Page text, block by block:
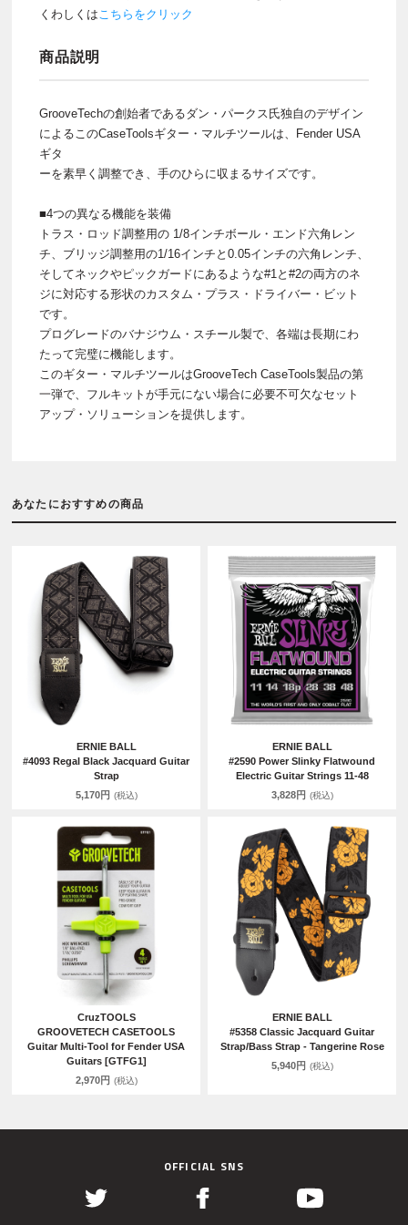
くわしくはこちらをクリック
商品説明
GrooveTechの創始者であるダン・パークス氏独自のデザイン
によるこのCaseToolsギター・マルチツールは、Fender USA
ギタ
ーを素早く調整でき、手のひらに収まるサイズです。
■4つの異なる機能を装備
トラス・ロッド調整用の 1/8インチボール・エンド六角レン
チ、ブリッジ調整用の1/16インチと0.05インチの六角レンチ、
そしてネックやピックガードにあるような#1と#2の両方のネ
ジに対応する形状のカスタム・プラス・ドライバー・ビット
です。
プログレードのバナジウム・スチール製で、各端は長期にわ
たって完璧に機能します。
このギター・マルチツールはGrooveTech CaseTools製品の第
一弾で、フルキットが手元にない場合に必要不可欠なセット
アップ・ソリューションを提供します。
あなたにおすすめの商品
ERNIE BALL
#4093 Regal Black Jacquard Guitar
Strap
5,170円 (税込)
ERNIE BALL
#2590 Power Slinky Flatwound
Electric Guitar Strings 11-48
3,828円 (税込)
CruzTOOLS
GROOVETECH CASETOOLS
Guitar Multi-Tool for Fender USA
Guitars [GTFG1]
2,970円 (税込)
ERNIE BALL
#5358 Classic Jacquard Guitar
Strap/Bass Strap - Tangerine Rose
5,940円 (税込)
OFFICIAL SNS